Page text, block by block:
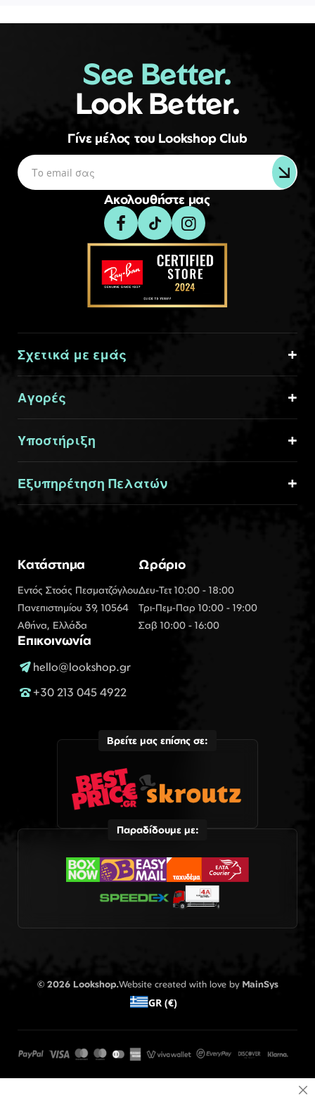
See Better.
Look Better.
Γίνε μέλος του Lookshop Club
Ακολουθήστε μας
Σχετικά με εμάς
Αγορές
Υποστήριξη
Εξυπηρέτηση Πελατών
Κατάστημα
Εντός Στοάς Πεσματζόγλου
Πανεπιστημίου 39, 10564
Αθήνα, Ελλάδα
Ωράριο
Δευ-Τετ 10:00 - 18:00
Τρι-Πεμ-Παρ 10:00 - 19:00
Σαβ 10:00 - 16:00
Επικοινωνία
hello@lookshop.gr
+30 213 045 4922
Βρείτε μας επίσης σε:
Παραδίδουμε με:
© 2026 Lookshop.Website created with love by MainSys
GR (€)